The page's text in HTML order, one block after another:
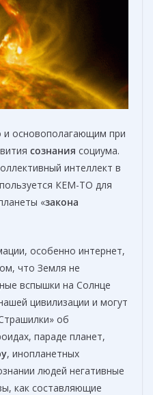
и основополагающим при
сознания социума.
интеллект в
КЕМ-ТО для
«закона
особенно интернет,
что Земля не
вспышки на Солнце
цивилизации и могут
об
параде планет,
, инопланетных
людей негативные
как составляющие